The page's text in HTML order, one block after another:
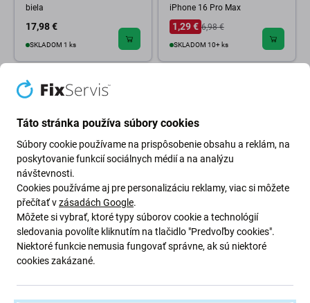
biela
17,98 €
SKLADOM 1 ks
iPhone 16 Pro Max
1,29 € 6,98 €
SKLADOM 10+ ks
FixPremium
FixPremium - MagSafe
PowerBank so Stojanom
5000mAh, čierna
15,98 €
SKLADOM 3 ks
FixPremium
FixPremium - MagSafe
PowerBank 5000mAh, fialová
SKLADOM 1 ks
Táto stránka používa súbory cookies
Súbory cookie používame na prispôsobenie obsahu a reklám, na
poskytovanie funkcií sociálnych médií a na analýzu
návštevnosti.
Cookies používáme aj pre personalizáciu reklamy, viac si môžete
přečítať vzásadách Google.
Môžete si vybrať, ktoré typy súborov cookie a technológií
sledovania povolíte kliknutím na tlačidlo "Predvoľby cookies".
Niektoré funkcie nemusia fungovať správne, ak sú niektoré
cookies zakázané.